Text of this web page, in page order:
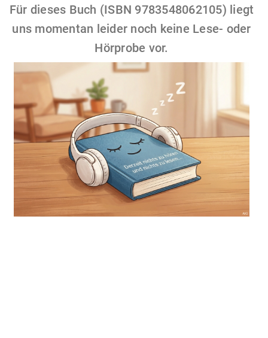
Für dieses Buch (ISBN 9783548062105) liegt
uns momentan leider noch keine Lese- oder
Hörprobe vor.